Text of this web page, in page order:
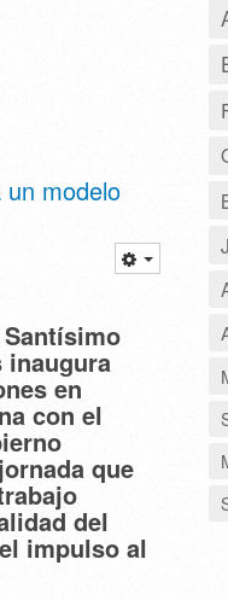
modelo
inaugura
en
con el
que
del
impulso al